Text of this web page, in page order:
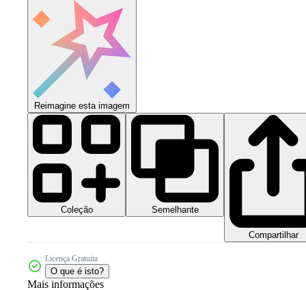
Reimagine esta imagem
Coleção Semelhante
Compartilhar
Licença Gratuita
O que é isto?
Mais informações